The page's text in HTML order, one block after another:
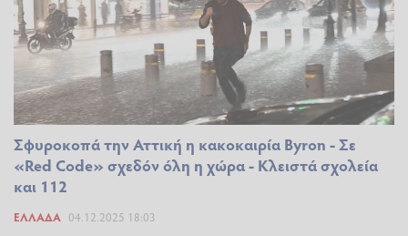
Σφυροκοπά την Αττική η κακοκαιρία Byron - Σε
«Red Code» σχεδόν όλη η χώρα - Κλειστά σχολεία
και 112
ΕΛΛΆΔΑ 04.12.2025 18:03